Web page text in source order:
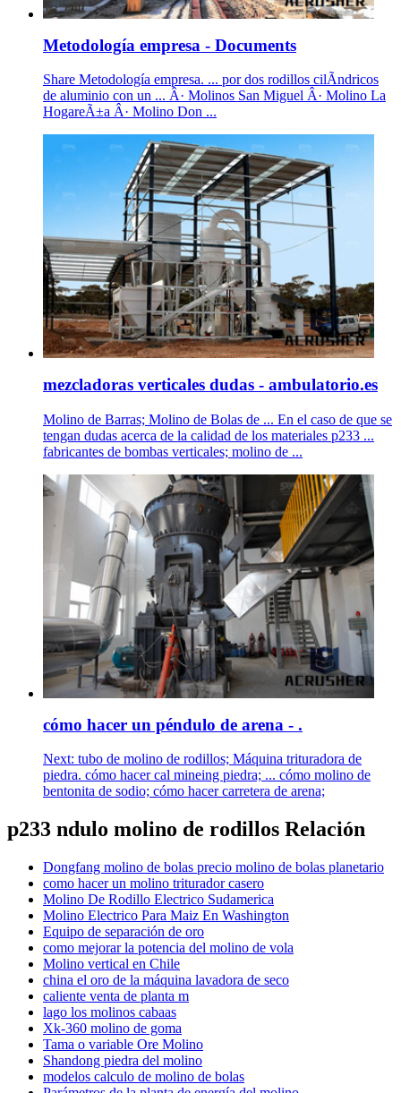
Metodología empresa - Documents
Share Metodología empresa. ... por dos rodillos cilÃ­ndricos
de aluminio con un ... Â· Molinos San Miguel Â· Molino La
HogareÃ±a Â· Molino Don ...
mezcladoras verticales dudas - ambulatorio.es
Molino de Barras; Molino de Bolas de ... En el caso de que se
tengan dudas acerca de la calidad de los materiales p233 ...
fabricantes de bombas verticales; molino de ...
cómo hacer un péndulo de arena - .
Next: tubo de molino de rodillos; Máquina trituradora de
piedra. cómo hacer cal mineing piedra; ... cómo molino de
bentonita de sodio; cómo hacer carretera de arena;
p233 ndulo molino de rodillos Relación
Dongfang molino de bolas precio molino de bolas planetario
como hacer un molino triturador casero
Molino De Rodillo Electrico Sudamerica
Molino Electrico Para Maiz En Washington
Equipo de separación de oro
como mejorar la potencia del molino de vola
Molino vertical en Chile
china el oro de la máquina lavadora de seco
caliente venta de planta m
lago los molinos cabaas
Xk-360 molino de goma
Tama o variable Ore Molino
Shandong piedra del molino
modelos calculo de molino de bolas